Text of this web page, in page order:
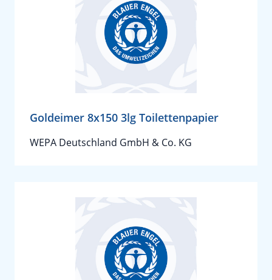
Goldeimer 8x150 3lg Toilettenpapier
WEPA Deutschland GmbH & Co. KG